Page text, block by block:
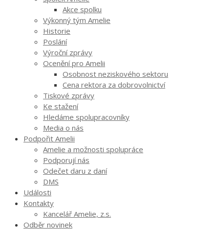
Akce spolku
Výkonný tým Amelie
Historie
Poslání
Výroční zprávy
Ocenění pro Amelii
Osobnost neziskového sektoru
Cena rektora za dobrovolnictví
Tiskové zprávy
Ke stažení
Hledáme spolupracovníky
Media o nás
Podpořit Amelii
Amelie a možnosti spolupráce
Podporují nás
Odečet daru z daní
DMS
Události
Kontakty
Kancelář Amelie, z.s.
Odběr novinek